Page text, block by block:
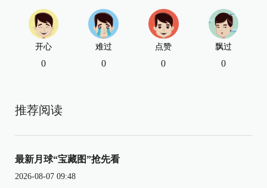
开心
0
难过
0
点赞
0
飘过
0
推荐阅读
最新月球“宝藏图”抢先看
2026-08-07 09:48